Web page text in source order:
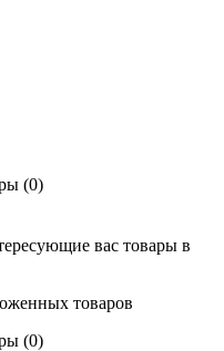
(0)
вас товары в
товаров
(0)